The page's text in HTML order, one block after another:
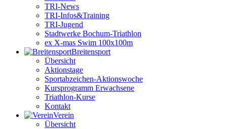
TRI-News
TRI-Infos&Training
TRI-Jugend
Stadtwerke Bochum-Triathlon
ex X-mas Swim 100x100m
Breiten­sport
Übersicht
Aktionstage
Sportabzeichen-Aktionswoche
Kursprogramm Erwachsene
Triathlon-Kurse
Kontakt
Verein
Übersicht